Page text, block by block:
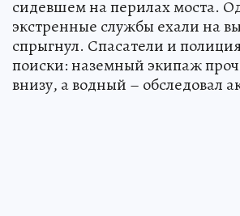
сидевшем на перилах моста.
экстренные службы ехали на
спрыгнул. Спасатели и
поиски: наземный экипаж
внизу, а водный – обследовал